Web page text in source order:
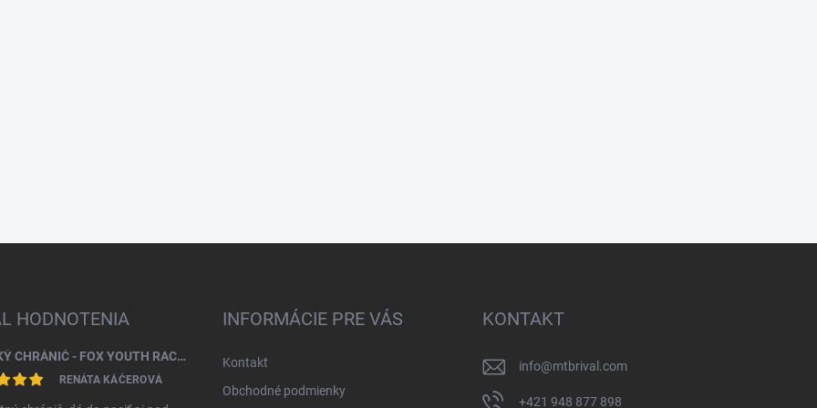
HODNOTENIA
DETSKÝ CHRÁNIČ - FOX YOUTH RACEFRAME IMPACT CE CHEST GUARD
RENÁTA KÁČEROVÁ
INFORMÁCIE PRE VÁS
Kontakt
Obchodné podmienky
KONTAKT
info@mtbrival.com
+421 948 877 898